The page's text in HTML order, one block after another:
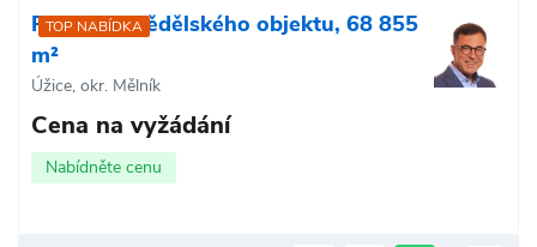
TOP NABÍDKA
Prodej zemědělského objektu, 68 855
m²
Úžice, okr. Mělník
Cena na vyžádání
Nabídněte cenu